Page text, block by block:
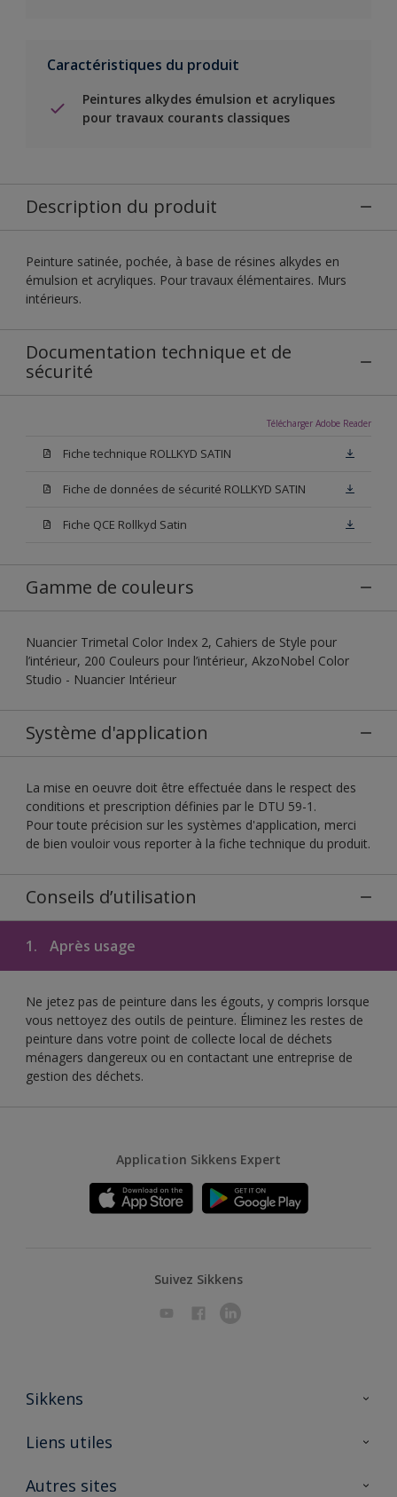
Caractéristiques du produit
Peintures alkydes émulsion et acryliques
pour travaux courants classiques
Description du produit
Peinture satinée, pochée, à base de résines alkydes en
émulsion et acryliques. Pour travaux élémentaires. Murs
intérieurs.
Documentation technique et de
sécurité
Télécharger Adobe Reader
Fiche technique ROLLKYD SATIN
Fiche de données de sécurité ROLLKYD SATIN
Fiche QCE Rollkyd Satin
Gamme de couleurs
Nuancier Trimetal Color Index 2, Cahiers de Style pour
l’intérieur, 200 Couleurs pour l’intérieur, AkzoNobel Color
Studio - Nuancier Intérieur
Système d'application
La mise en oeuvre doit être effectuée dans le respect des
conditions et prescription définies par le DTU 59-1.
Pour toute précision sur les systèmes d'application, merci
de bien vouloir vous reporter à la fiche technique du produit.
Conseils d’utilisation
1. Après usage
Ne jetez pas de peinture dans les égouts, y compris lorsque
vous nettoyez des outils de peinture. Éliminez les restes de
peinture dans votre point de collecte local de déchets
ménagers dangereux ou en contactant une entreprise de
gestion des déchets.
Application Sikkens Expert
Suivez Sikkens
Sikkens
A propos de Sikkens
Liens utiles
Ouvrir un magasin PASS
Autres sites